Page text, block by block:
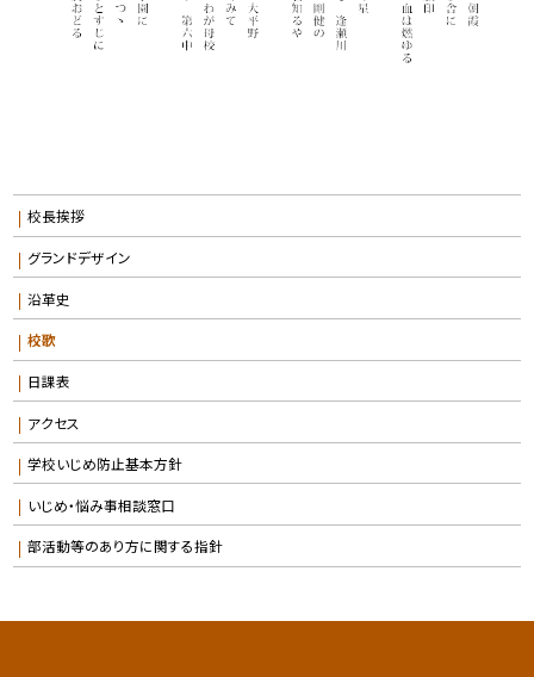
校長挨拶
グランドデザイン
沿革史
校歌
日課表
アクセス
学校いじめ防止基本方針
いじめ・悩み事相談窓口
部活動等のあり方に関する指針